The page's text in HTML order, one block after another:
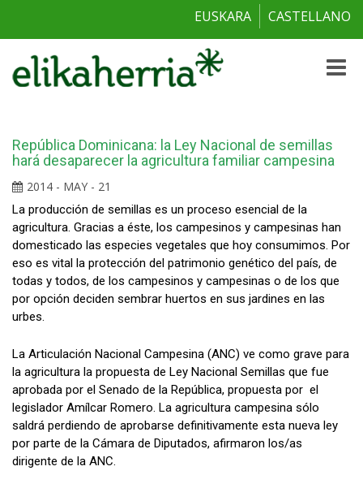
EUSKARA CASTELLANO
Toggle
República Dominicana: la Ley Nacional de semillas
hará desaparecer la agricultura familiar campesina
2014 - MAY - 21
La producción de semillas es un proceso esencial de la
agricultura. Gracias a éste, los campesinos y campesinas han
domesticado las especies vegetales que hoy consumimos. Por
eso es vital la protección del patrimonio genético del país, de
todas y todos, de los campesinos y campesinas o de los que
por opción deciden sembrar huertos en sus jardines en las
urbes.
La Articulación Nacional Campesina (ANC) ve como grave para
la agricultura la propuesta de Ley Nacional Semillas que fue
aprobada por el Senado de la República, propuesta por el
legislador Amílcar Romero. La agricultura campesina sólo
saldrá perdiendo de aprobarse definitivamente esta nueva ley
por parte de la Cámara de Diputados, afirmaron los/as
dirigente de la ANC.